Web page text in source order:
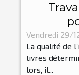
Vendredi 29/
La qualité de
livres
lors, il...